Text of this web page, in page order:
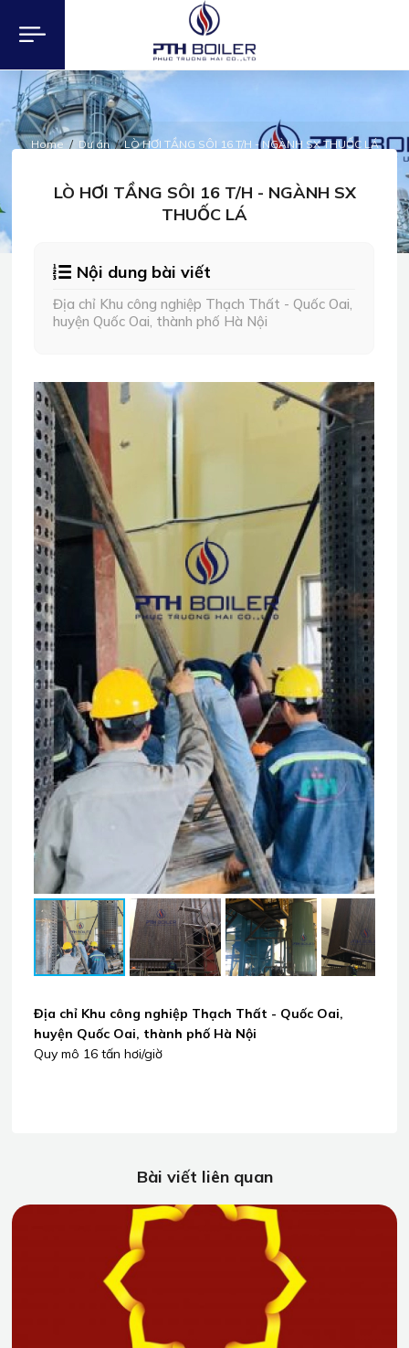
Home Dự án LÒ HƠI TẦNG SÔI 16 T/H - NGÀNH SX THUỐC LÁ
DỰ ÁN
LÒ HƠI TẦNG SÔI 16 T/H - NGÀNH SX
THUỐC LÁ
Nội dung bài viết
Địa chỉ Khu công nghiệp Thạch Thất - Quốc Oai,
huyện Quốc Oai, thành phố Hà Nội
Địa chỉ Khu công nghiệp Thạch Thất - Quốc Oai,
huyện Quốc Oai, thành phố Hà Nội
Quy mô 16 tấn hơi/giờ
Bài viết liên quan